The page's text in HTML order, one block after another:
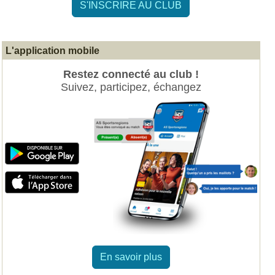
S'INSCRIRE AU CLUB
L'application mobile
Restez connecté au club !
Suivez, participez, échangez
En savoir plus